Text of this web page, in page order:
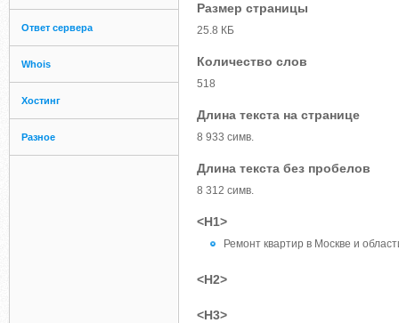
Ответ сервера
Whois
Хостинг
Разное
Размер страницы
25.8 КБ
Количество слов
518
Длина текста на странице
8 933 симв.
Длина текста без пробелов
8 312 симв.
<H1>
Ремонт квартир в Москве и
<H2>
<H3>